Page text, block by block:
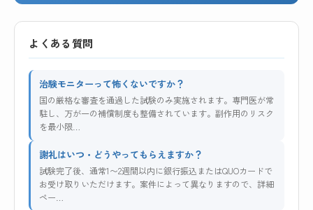
よくある質問
治験モニターって怖くないですか？
国の厳格な審査を通過した試験のみ実施されます。専門医が常
駐し、万が一の補償制度も整備されています。副作用のリスク
を最小限…
謝礼はいつ・どうやってもらえますか？
試験完了後、通常1〜2週間以内に銀行振込またはQUOカードで
お受け取りいただけます。案件によって異なりますので、詳細
ペー…